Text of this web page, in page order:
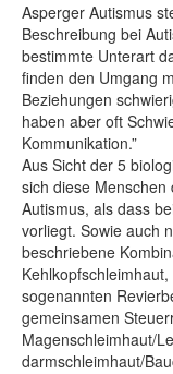
Asperger Autismus
Beschreibung bei
bestimmte Unterart
finden den Umgang
Beziehungen
haben aber oft
Kommunikation.”
Aus Sicht der 5
sich diese
Autismus, als dass
vorliegt. Sowie auch
beschriebene
sogenannten
gemeinsamen
Magenschleimhaut/
darmschleimhaut/